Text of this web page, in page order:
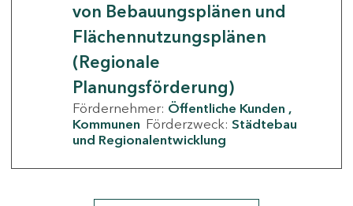
von Bebauungsplänen und
Flächennutzungsplänen
(Regionale
Planungsförderung)
Fördernehmer: Öffentliche Kunden
Kommunen Förderzweck: Städtebau
und Regionalentwicklung